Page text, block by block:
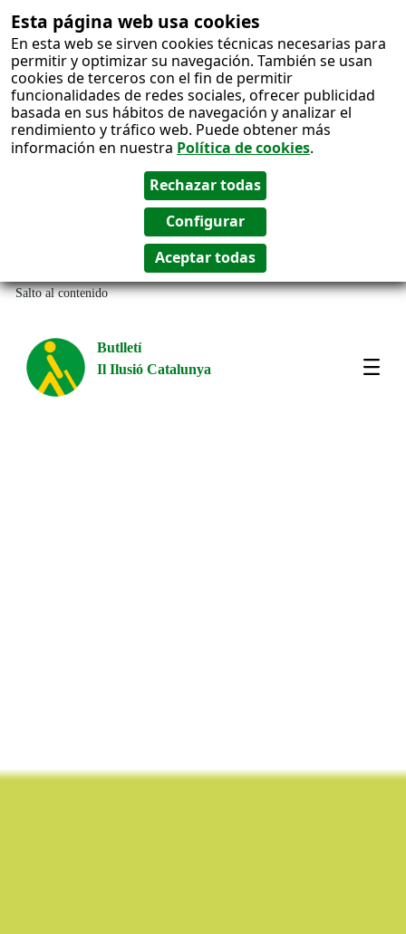
Esta página web usa cookies
En esta web se sirven cookies técnicas necesarias para
permitir y optimizar su navegación. También se usan
cookies de terceros con el fin de permitir
funcionalidades de redes sociales, ofrecer publicidad
basada en sus hábitos de navegación y analizar el
rendimiento y tráfico web. Puede obtener más
información en nuestra Política de cookies.
Salto al contenido
Butlletí
Il Ilusió Catalunya